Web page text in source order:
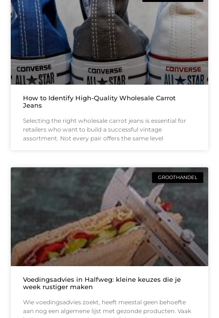
How to Identify High-Quality Wholesale Carrot
Jeans
Selecting the right wholesale carrot jeans is essential for
retailers who want to build a successful vintage
assortment. Not every pair offers the same level
GROOTHANDEL
Voedingsadvies in Halfweg: kleine keuzes die je
week rustiger maken
Wie voedingsadvies zoekt, heeft meestal geen behoefte
aan nog een algemene lijst met gezonde producten. Vaak